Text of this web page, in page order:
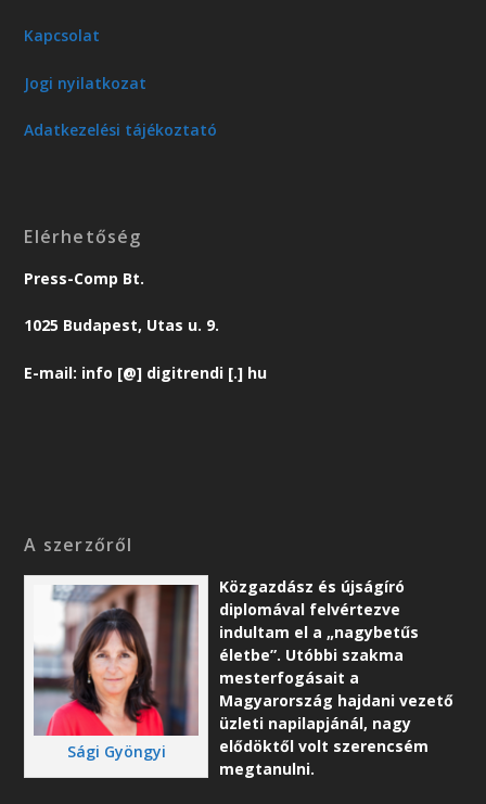
Kapcsolat
Jogi nyilatkozat
Adatkezelési tájékoztató
Elérhetőség
Press-Comp Bt.
1025 Budapest, Utas u. 9.
E-mail: info [@] digitrendi [.] hu
A szerzőről
Sági Gyöngyi
Közgazdász és újságíró
diplomával felvértezve
indultam el a „nagybetűs
életbe”. Utóbbi szakma
mesterfogásait a
Magyarország hajdani vezető
üzleti napilapjánál, nagy
elődöktől volt szerencsém
megtanulni.